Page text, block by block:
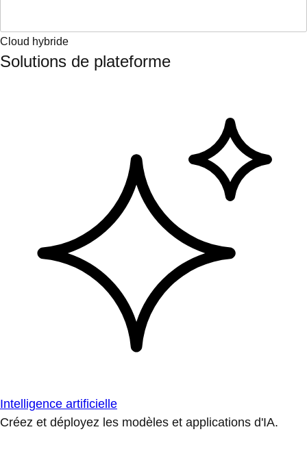
Cloud hybride
Solutions de plateforme
Intelligence artificielle
Créez et déployez les modèles et applications d'IA.